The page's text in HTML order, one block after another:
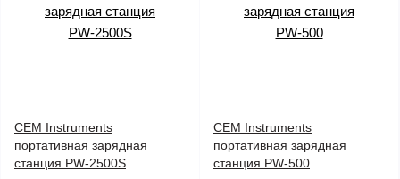
CEM Instruments
портативная зарядная
станция PW-2500S
CEM Instruments
портативная зарядная
станция PW-500